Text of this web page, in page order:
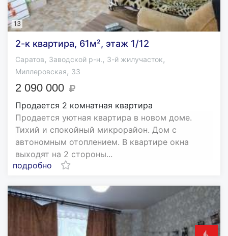
13
2-к квартира, 61м², этаж 1/12
Саратов, Заводской р-н., 3-й жилучасток,
Миллеровская, 33
2 090 000
Продается 2 комнатная квартира
Продается уютная квартира в новом доме.
Тихий и спокойный микрорайон. Дом с
автономным отоплением. В квартире окна
выходят на 2 стороны...
подробно